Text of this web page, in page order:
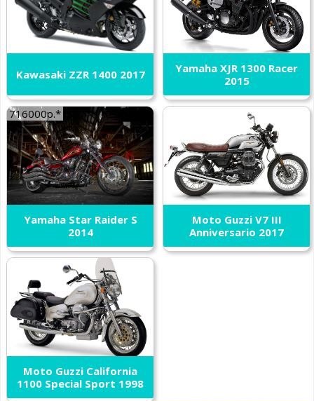
Kawasaki ZZR 1400 2017
Yamaha XJR 1300 Racer
2015
716000р.*
Yamaha Star Raider S
2014
Moto Guzzi V7 III
Anniversario 2017
Moto Guzzi California
1100 Special Sport 1998